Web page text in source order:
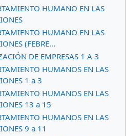
HUMANO EN LAS
HUMANO EN LAS
(FEBRE...
DE EMPRESAS 1 A 3
HUMANOS EN LAS
1 a 3
HUMANOS EN LAS
13 a 15
HUMANOS EN LAS
9 a 11